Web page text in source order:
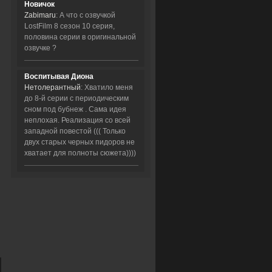
Новичок
Zabimaru: А что с озвучкой
LostFilm 8 сезон 10 серия,
половина серии в оригинальной
озвучке ?
Воспитывая Диона
Нетолерантный: Хватило меня
до 8-й серии с периодическим
сном под бубнеж . Сама идея
неплохая. Реализация со всей
западной повестой ((( Только
двух старых черных пидоров не
хватает для полноты сюжета))))